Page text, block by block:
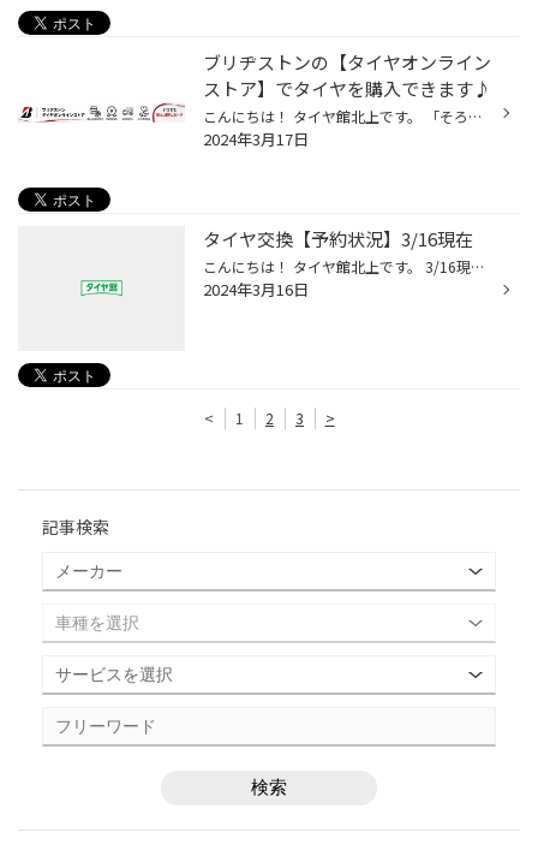
ブリヂストンの【タイヤオンライン
ストア】でタイヤを購入できます♪
こんにちは！ タイヤ館北上です。 「そろそろタイヤ買わなきゃ！」 そう思ったら、ブリヂストンの タイヤオンラインストアでの お買い物はいかがですか？(^^♪ 「見積もりに行く暇が無い・面倒」 「もっと簡単にタイヤを買いたい」 そんなお悩みをオンラインストアで 解決しませんか？？(^_-)-☆ 店舗...
2024年3月17日
タイヤ交換【予約状況】3/16現在
こんにちは！ タイヤ館北上です。 3/16現在のタイヤ交換 【予約状況】をお知らせ致します。 3/30(土)△ 3/31(日)△ ※〇…空きあり※△…予約枠残りわずか※×…予約が埋まっております ご予約も徐々に始まっております。 ご希望の日時が決まりましたら お早めにご予約下さいませ。 ※タイヤクローク ご利用中...
2024年3月16日
< 1 2 3 >
記事検索